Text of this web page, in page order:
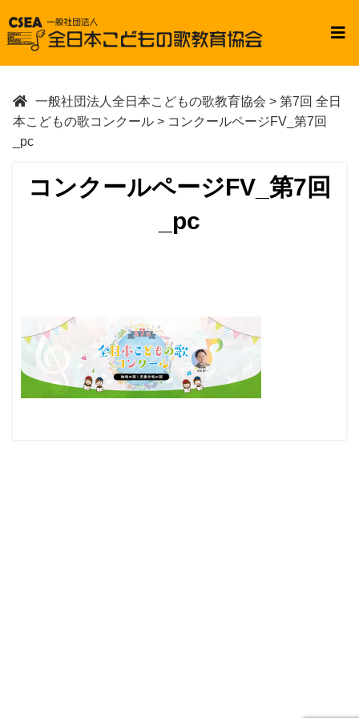
一般社団法人全日本こどもの歌教育協会 > 第7回 全日
本こどもの歌コンクール > コンクールページFV_第7回
_pc
コンクールページFV_第7回
_pc